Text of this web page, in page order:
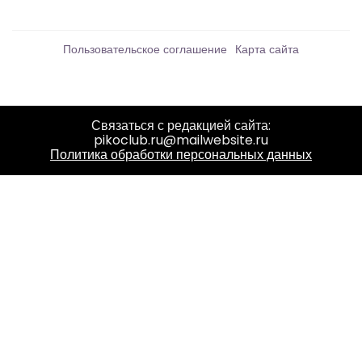
Пользовательское соглашение Карта сайта
Связаться с редакцией сайта:
pikoclub.ru@mailwebsite.ru
Политика обработки персональных данных